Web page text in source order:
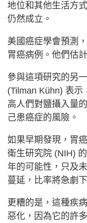
地位和其他生活方
仍然成立。
美國癌症學會預測
胃癌病例。他們估
參與這項研究的另
(Tilman Kühn) 表示
高人們對鹽攝入量
己患癌症的風險。
如果早期發現，胃
衛生研究院 (NIH)
年的可能性，只及
蔓延，比率將急劇
更糟的是，這種疾
惡化，因為它的許